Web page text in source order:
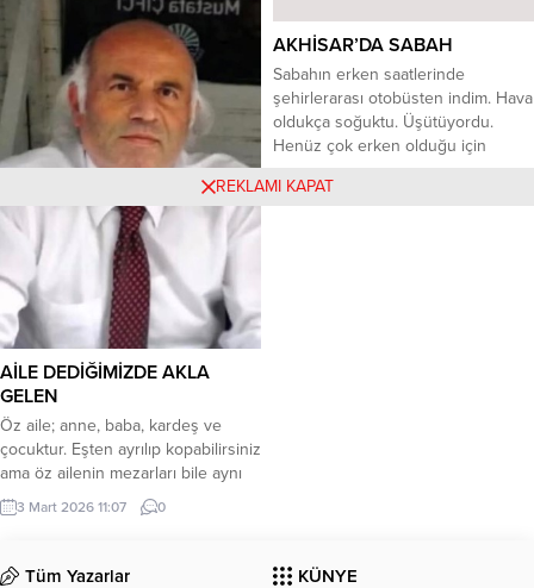
gelir diye Madem
gelmeyecektin,niye beklettin niye
Son demi bekleme, vuslat ile gel bir
göreyim Sonra ben yalnız, yine bir...
Mihman oldun gönlüme,
Müptelâyım gözlerinin rengine,Bir
visal bir umud.Yusufum,
züleyhamGönlümün, aklımın
padişahı, Canımın canı, rûhum, şûh-
i şenimNamütenahi düşlerimin
perestişi.Umut Çetinbaş
AİLE DEDİĞİMİZDE AKLA
GELEN
Öz aile; anne, baba, kardeş ve
çocuktur. Eşten ayrılıp kopabilirsiniz
ama öz ailenin mezarları bile aynı
yerdedir. * Evlilik, romantizm ve
sosyal bağ olarak gelişebilir. Yol
imkanların varlığıyla yapılan her şey
3 Mart 2026 11:07 0
AKHİSAR’DA SABAH
Sabahın erken saatlerinde
şehirlerarası otobüsten indim. Hava
oldukça soğuktu. Üşütüyordu.
Henüz çok erken olduğu için
başlamamışlardı. Çantamı omuzuma
11 Aralık 2022 22:07
Tüm Yazarlar KÜNYE
REKLAMI KAPAT